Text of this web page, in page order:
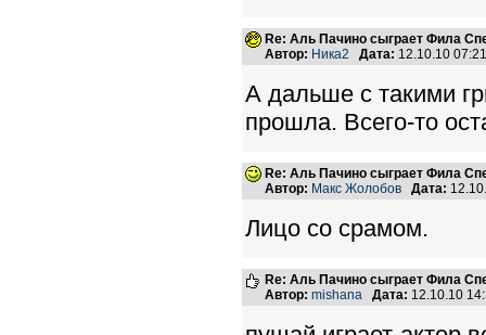
Re: Аль Пачино сыграет Фила
Автор: Ника2 Дата: 12.10.10
А дальше с такими
прошла. Всего-то
Re: Аль Пачино сыграет Фила
Автор: Макс Жолобов Дата:
Лицо со срамом.
Re: Аль Пачино сыграет Фила
Автор: mishana Дата: 12.10.10